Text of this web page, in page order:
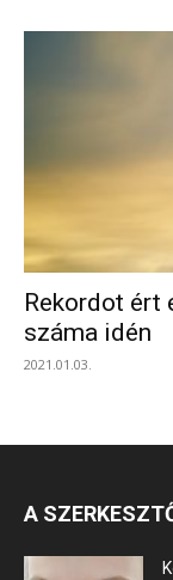
Rekordot ért
száma idén
2021.01.03.
A